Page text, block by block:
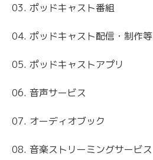
03. ポッドキャスト番組
04. ポッドキャスト配信・制作等
05. ポッドキャストアプリ
06. 音声サービス
07. オーディオブック
08. 音楽ストリーミングサービス